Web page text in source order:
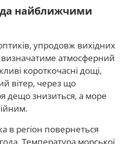
найближчими
упродовж вихідних
атмосферний
короткочасні дощі,
вітер, через що
дещо знизиться, а море
в регіон повернеться